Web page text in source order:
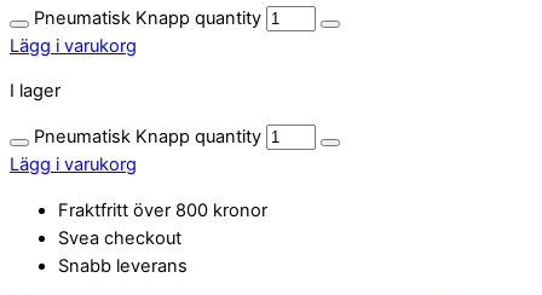
Pneumatisk Knapp quantity
Lägg i varukorg
I lager
Pneumatisk Knapp quantity
Lägg i varukorg
Fraktfritt över 800 kronor
Svea checkout
Snabb leverans